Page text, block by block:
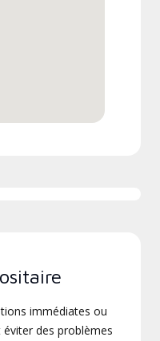
immédiates ou
des problèmes